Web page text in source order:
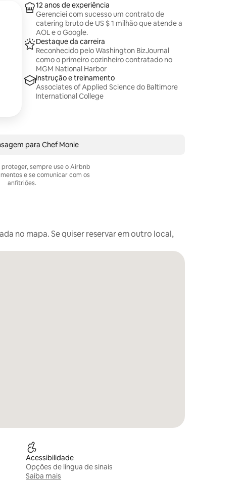
12 anos de experiência
Gerenciei com sucesso um contrato de
catering bruto de US $ 1 milhão que atende a
AOL e o Google.
Destaque da carreira
Reconhecido pelo Washington BizJournal
como o primeiro cozinheiro contratado no
MGM National Harbor
Instrução e treinamento
Associates of Applied Science do Baltimore
International College
para Chef Monie
proteger, sempre use o Airbnb
e se comunicar com os
anfitriões.
no mapa. Se quiser reservar em outro local,
Acessibilidade
Opções de língua de sinais
Saiba mais